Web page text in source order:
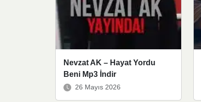
Nevzat AK – Hayat Yordu
Beni Mp3 İndir
26 Mayıs 2026